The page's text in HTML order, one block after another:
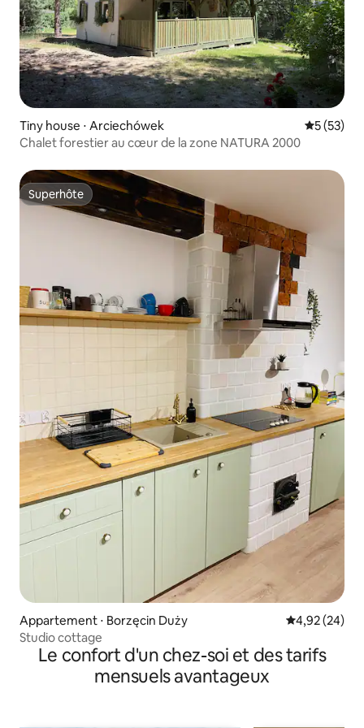
Tiny house ⋅ Arciechówek
5 (53)
Chalet forestier au cœur de la zone NATURA 2000
Superhôte
Superhôte
Appartement ⋅ Borzęcin Duży Évaluation
4,92 (24)
Studio cottage
Le confort d'un chez-soi et des tarifs
mensuels avantageux